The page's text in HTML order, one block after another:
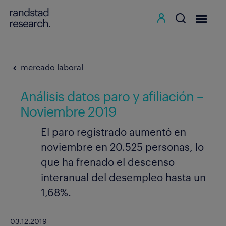
mercado laboral
Análisis datos paro y afiliación –
Noviembre 2019
El paro registrado aumentó en
noviembre en 20.525 personas, lo
que ha frenado el descenso
interanual del desempleo hasta un
1,68%.
03.12.2019